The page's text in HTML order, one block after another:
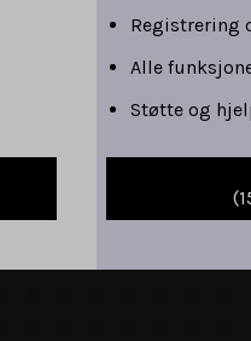
Registrering
Alle
Støtte og